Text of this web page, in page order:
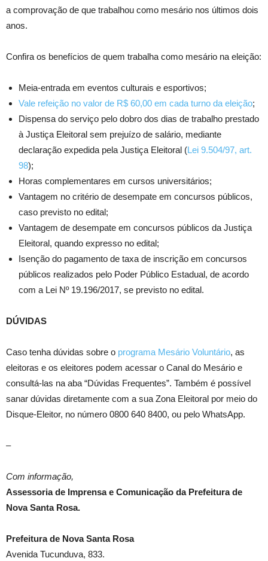
a comprovação de que trabalhou como mesário nos últimos dois
anos.
Confira os benefícios de quem trabalha como mesário na eleição:
Meia-entrada em eventos culturais e esportivos;
Vale refeição no valor de R$ 60,00 em cada turno da eleição;
Dispensa do serviço pelo dobro dos dias de trabalho prestado
à Justiça Eleitoral sem prejuízo de salário, mediante
declaração expedida pela Justiça Eleitoral (Lei 9.504/97, art.
98);
Horas complementares em cursos universitários;
Vantagem no critério de desempate em concursos públicos,
caso previsto no edital;
Vantagem de desempate em concursos públicos da Justiça
Eleitoral, quando expresso no edital;
Isenção do pagamento de taxa de inscrição em concursos
públicos realizados pelo Poder Público Estadual, de acordo
com a Lei Nº 19.196/2017, se previsto no edital.
DÚVIDAS
Caso tenha dúvidas sobre o programa Mesário Voluntário, as
eleitoras e os eleitores podem acessar o Canal do Mesário e
consultá-las na aba “Dúvidas Frequentes”. Também é possível
sanar dúvidas diretamente com a sua Zona Eleitoral por meio do
Disque-Eleitor, no número 0800 640 8400, ou pelo WhatsApp.
–
Com informação,
Assessoria de Imprensa e Comunicação da Prefeitura de
Nova Santa Rosa.
Prefeitura de Nova Santa Rosa
Avenida Tucunduva, 833.